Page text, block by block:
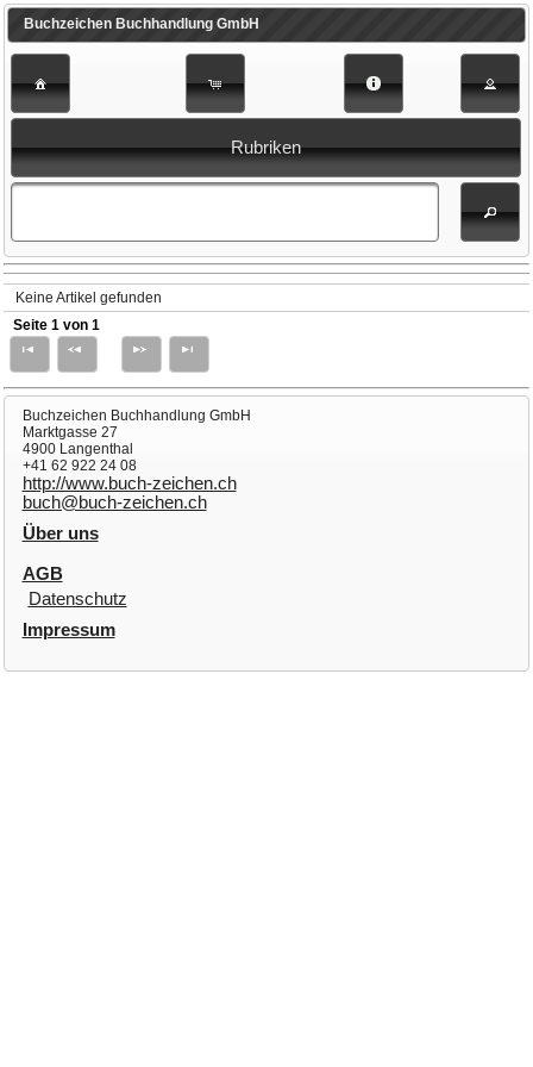
Buchzeichen Buchhandlung GmbH
Rubriken
Keine Artikel gefunden
Seite 1 von 1
Buchzeichen Buchhandlung GmbH
Marktgasse 27
4900 Langenthal
+41 62 922 24 08
http://www.buch-zeichen.ch
buch@buch-zeichen.ch
Über uns
AGB
Datenschutz
Impressum